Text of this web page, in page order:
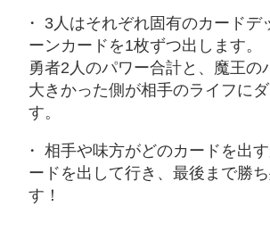
3人はそれぞれ固有のカードデ
ーンカードを1枚ずつ出します。
勇者2人のパワー合計と、魔王の
大きかった側が相手のライフに
す。
相手や味方がどのカードを出
ードを出して行き、最後まで勝
す！